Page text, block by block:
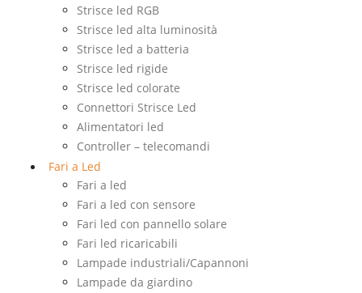
Strisce led RGB
Strisce led alta luminosità
Strisce led a batteria
Strisce led rigide
Strisce led colorate
Connettori Strisce Led
Alimentatori led
Controller – telecomandi
Fari a Led
Fari a led
Fari a led con sensore
Fari led con pannello solare
Fari led ricaricabili
Lampade industriali/Capannoni
Lampade da giardino